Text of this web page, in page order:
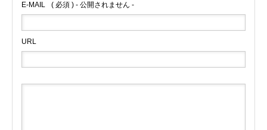
E-MAIL ( 必須 ) - 公開されません -
URL